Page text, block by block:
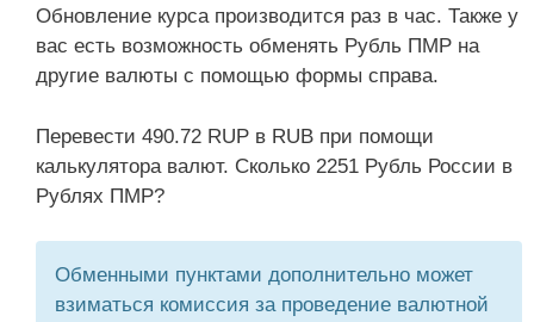
Обновление курса производится раз в час. Также у
вас есть возможность обменять Рубль ПМР на
другие валюты с помощью формы справа.
Перевести 490.72 RUP в RUB при помощи
калькулятора валют. Сколько 2251 Рубль России в
Рублях ПМР?
Обменными пунктами дополнительно может
взиматься комиссия за проведение валютной